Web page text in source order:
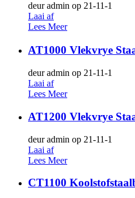
deur admin op 21-11-1
Laai af
Lees Meer
AT1000 Vlekvrye
deur admin op 21-11-1
Laai af
Lees Meer
AT1200 Vlekvrye
deur admin op 21-11-1
Laai af
Lees Meer
CT1100